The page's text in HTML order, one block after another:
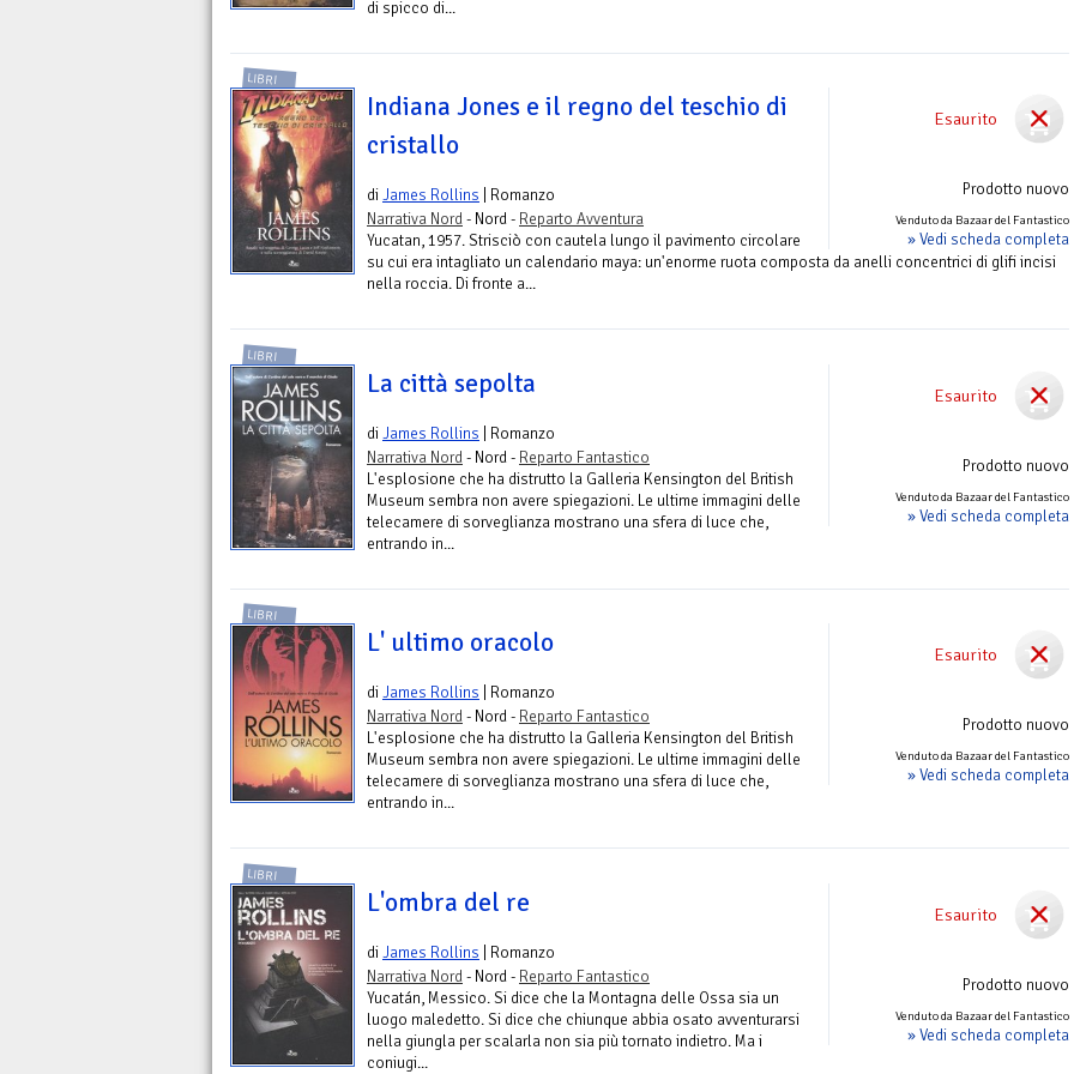
di spicco di...
Esaurito
Prodotto nuovo
Venduto da Bazaar del Fantastico
» Vedi scheda completa
LIBRI
Indiana Jones e il regno del teschio di
cristallo
diJames Rollins | Romanzo
Narrativa Nord- Nord - Reparto Avventura
Yucatan, 1957. Strisciò con cautela lungo il pavimento circolare
su cui era intagliato un calendario maya: un'enorme ruota composta da anelli concentrici di glifi incisi
nella roccia. Di fronte a...
Esaurito
Prodotto nuovo
Venduto da Bazaar del Fantastico
» Vedi scheda completa
LIBRI
La città sepolta
diJames Rollins | Romanzo
Narrativa Nord- Nord - Reparto Fantastico
L'esplosione che ha distrutto la Galleria Kensington del British
Museum sembra non avere spiegazioni. Le ultime immagini delle
telecamere di sorveglianza mostrano una sfera di luce che,
entrando in...
Esaurito
Prodotto nuovo
Venduto da Bazaar del Fantastico
» Vedi scheda completa
LIBRI
L' ultimo oracolo
diJames Rollins | Romanzo
Narrativa Nord- Nord - Reparto Fantastico
L'esplosione che ha distrutto la Galleria Kensington del British
Museum sembra non avere spiegazioni. Le ultime immagini delle
telecamere di sorveglianza mostrano una sfera di luce che,
entrando in...
Esaurito
Prodotto nuovo
Venduto da Bazaar del Fantastico
» Vedi scheda completa
LIBRI
L'ombra del re
diJames Rollins | Romanzo
Narrativa Nord- Nord - Reparto Fantastico
Yucatán, Messico. Si dice che la Montagna delle Ossa sia un
luogo maledetto. Si dice che chiunque abbia osato avventurarsi
nella giungla per scalarla non sia più tornato indietro. Ma i
coniugi...